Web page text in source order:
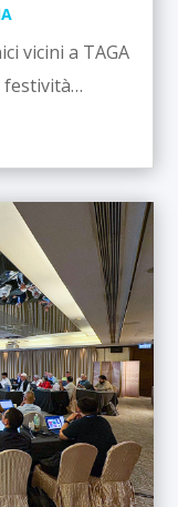
vicini a TAGA
festività…